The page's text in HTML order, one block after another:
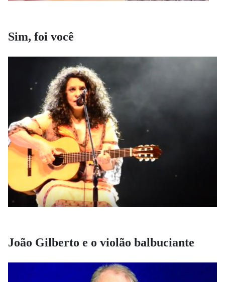
Sim, foi você
João Gilberto e o violão balbuciante